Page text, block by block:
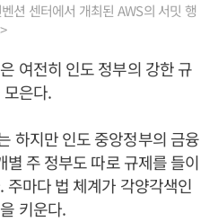
션 센터에서 개최된 AWS의 서밋 행
여전히 인도 정부의 강한 규
은다.
하지만 인도 중앙정부의 금융
주 정부도 따로 규제를 들이
마다 법 체계가 각양각색인
키운다.